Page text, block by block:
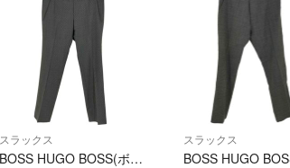
スラックス
BOSS HUGO BOSS(ボスヒューゴボス) ノータックスラックス メンズ
スラックス